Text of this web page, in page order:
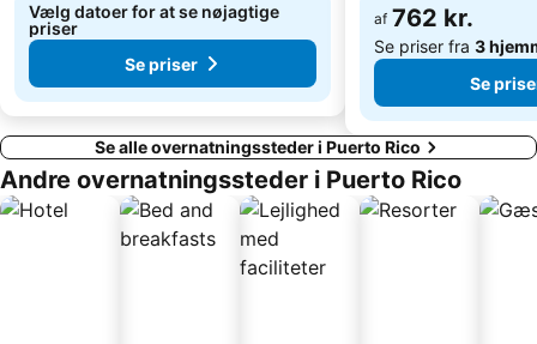
Roque Nublo
Puerto de las Nieves
Vælg datoer for at se nøjagtige
priser
Se priser
af 762 kr.
Se priser fra 3
Se
Se alle overnatningssteder i Puerto Rico
Andre overnatningssteder i Puerto Rico